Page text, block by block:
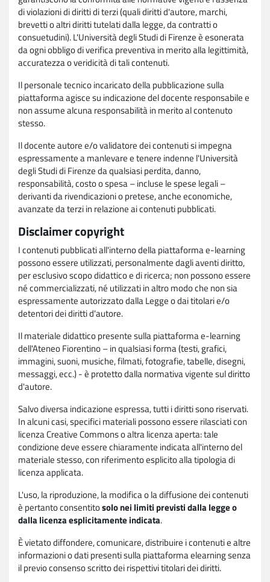
di violazioni di diritti di terzi (quali diritti d'autore, marchi,
brevetti o altri diritti tutelati dalla legge, da contratti o
consuetudini). L'Università degli Studi di Firenze è esonerata
da ogni obbligo di verifica preventiva in merito alla legittimità,
accuratezza o veridicità di tali contenuti.
Il personale tecnico incaricato della pubblicazione sulla
piattaforma agisce su indicazione del docente responsabile e
non assume alcuna responsabilità in merito al contenuto
stesso.
Il docente autore e/o validatore dei contenuti si impegna
espressamente a manlevare e tenere indenne l'Università
degli Studi di Firenze da qualsiasi perdita, danno,
responsabilità, costo o spesa – incluse le spese legali –
derivanti da rivendicazioni o pretese, anche economiche,
avanzate da terzi in relazione ai contenuti pubblicati.
Disclaimer copyright
I contenuti pubblicati all'interno della piattaforma e-learning
possono essere utilizzati, personalmente dagli aventi diritto,
per esclusivo scopo didattico e di ricerca; non possono essere
né commercializzati, né utilizzati in altro modo che non sia
espressamente autorizzato dalla Legge o dai titolari e/o
detentori dei diritti d'autore.
Il materiale didattico presente sulla piattaforma e-learning
dell'Ateneo Fiorentino – in qualsiasi forma (testi, grafici,
immagini, suoni, musiche, filmati, fotografie, tabelle, disegni,
messaggi, ecc.) - è protetto dalla normativa vigente sul diritto
d'autore.
Salvo diversa indicazione espressa, tutti i diritti sono riservati.
In alcuni casi, specifici materiali possono essere rilasciati con
licenza Creative Commons o altra licenza aperta: tale
condizione deve essere chiaramente indicata all'interno del
materiale stesso, con riferimento esplicito alla tipologia di
licenza applicata.
L'uso, la riproduzione, la modifica o la diffusione dei contenuti
è pertanto consentitosolo nei limiti previsti dalla legge o
dalla licenza esplicitamente indicata.
È vietato diffondere, comunicare, distribuire i contenuti e altre
informazioni o dati presenti sulla piattaforma elearning senza
il previo consenso scritto dei rispettivi titolari dei diritti.